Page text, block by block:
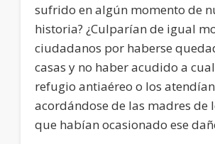
sufrido en algún momento de
historia? ¿Culparían de igual
ciudadanos por haberse
casas y no haber acudido a
refugio antiaéreo o los atendían
acordándose de las madres de
que habían ocasionado ese